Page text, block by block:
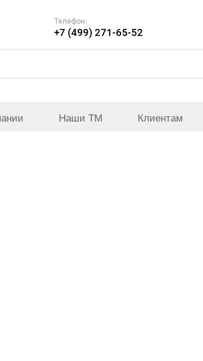
Телефон:
+7 (499) 271-65-52
Наши ТМ Клиентам